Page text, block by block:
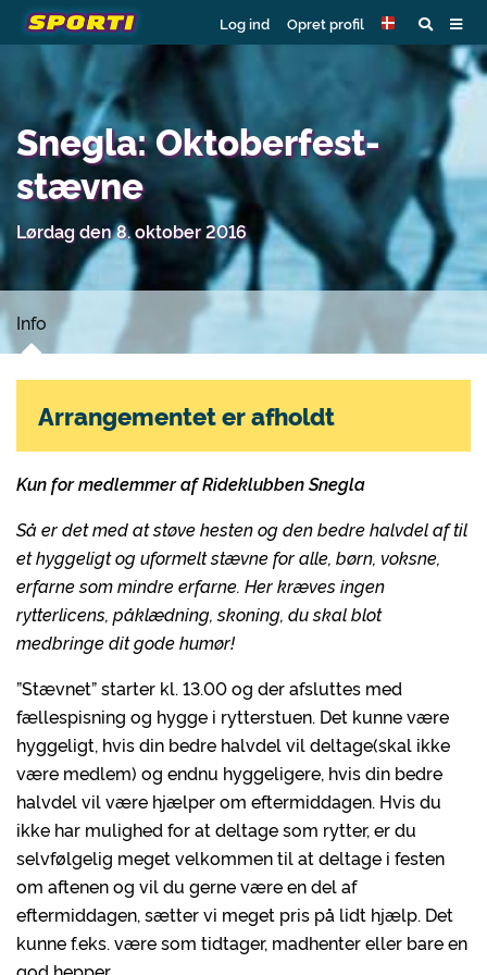
Log ind Opret profil
Snegla: Oktoberfest-
stævne
Lørdag den 8. oktober 2016
Info
Kun for medlemmer af Rideklubben Snegla
Så er det med at støve hesten og den bedre halvdel af til
et hyggeligt og uformelt stævne for alle, børn, voksne,
erfarne som mindre erfarne. Her kræves ingen
rytterlicens, påklædning, skoning, du skal blot
medbringe dit gode humør!
”Stævnet” starter kl. 13.00 og der afsluttes med
fællespisning og hygge i rytterstuen. Det kunne være
hyggeligt, hvis din bedre halvdel vil deltage(skal ikke
være medlem) og endnu hyggeligere, hvis din bedre
halvdel vil være hjælper om eftermiddagen. Hvis du
ikke har mulighed for at deltage som rytter, er du
selvfølgelig meget velkommen til at deltage i festen
om aftenen og vil du gerne være en del af
eftermiddagen, sætter vi meget pris på lidt hjælp. Det
kunne f.eks. være som tidtager, madhenter eller bare en
Arrangementet er afholdt